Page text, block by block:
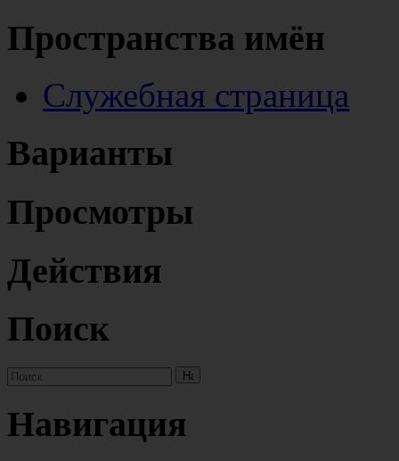
Пространства имён
Служебная страница
Варианты
Просмотры
Действия
Поиск
Навигация